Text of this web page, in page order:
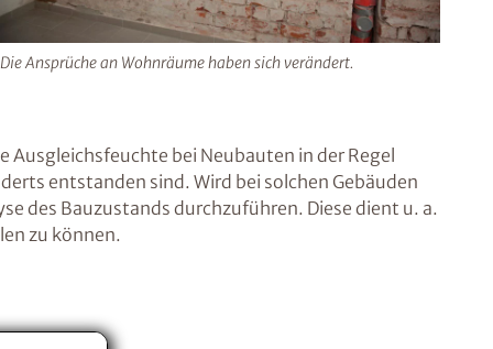
Die Ansprüche an Wohnräume haben sich verändert.
bei Neubauten in der Regel
entstanden sind. Wird bei solchen Gebäuden
des Bauzustands durchzuführen. Diese dient u. a.
zu können.